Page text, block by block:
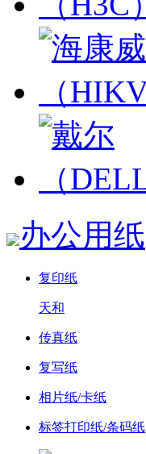
办公用纸
复印纸
天和
传真纸
复写纸
相片纸/卡纸
标签打印纸/条码纸